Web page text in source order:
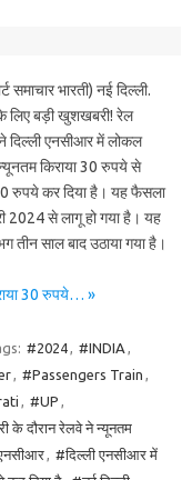
समाचार भारती) नई दिल्ली.
के लिए बड़ी खुशखबरी! रेल
दिल्ली एनसीआर में लोकल
किराया 30 रुपये से
रुपये कर दिया है। यह फैसला
2024 से लागू हो गया है। यह
तीन साल बाद उठाया गया है।
30 रुपये… »
#2024, #INDIA ,
, #Passengers Train ,
, #UP ,
के दौरान रेलवे ने न्यूनतम
, #दिल्ली एनसीआर में